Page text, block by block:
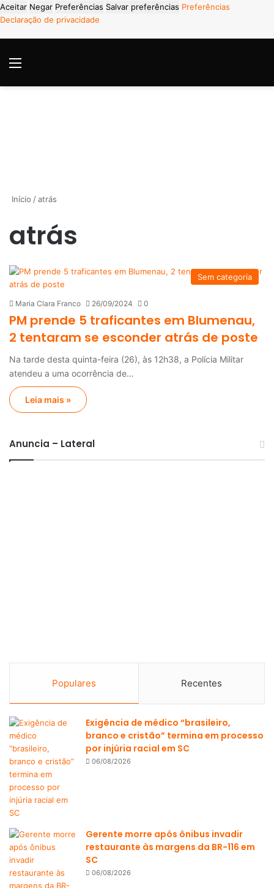
Aceitar Negar Preferências Salvar preferências Preferências
Declaração de privacidade
Início /atrás
atrás
Sem categoria
Maria Clara Franco 26/09/2024 0
PM prende 5 traficantes em Blumenau,
2 tentaram se esconder atrás de poste
Na tarde desta quinta-feira (26), às 12h38, a Polícia Militar
atendeu a uma ocorrência de…
Leia mais »
Anuncia – Lateral
Populares Recentes
Exigência de médico “brasileiro,
branco e cristão” termina em processo
por injúria racial em SC
06/08/2026
Gerente morre após ônibus invadir
restaurante às margens da BR-116 em
SC
06/08/2026